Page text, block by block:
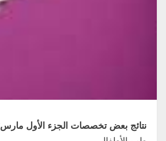
نتائج بعض تخصصات الجزء الأول مارس2023